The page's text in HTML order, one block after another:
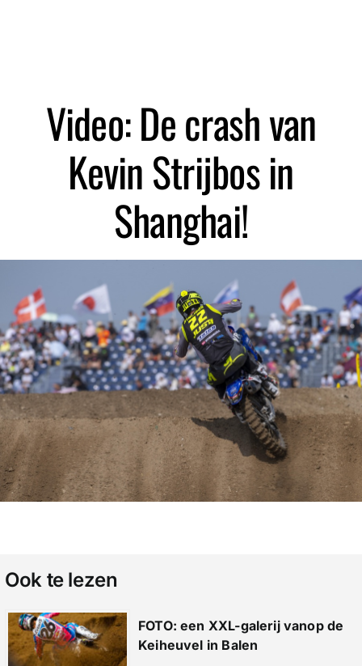
Video: De crash van
Kevin Strijbos in
Shanghai!
Ook te lezen
FOTO: een XXL-galerij vanop de
Keiheuvel in Balen